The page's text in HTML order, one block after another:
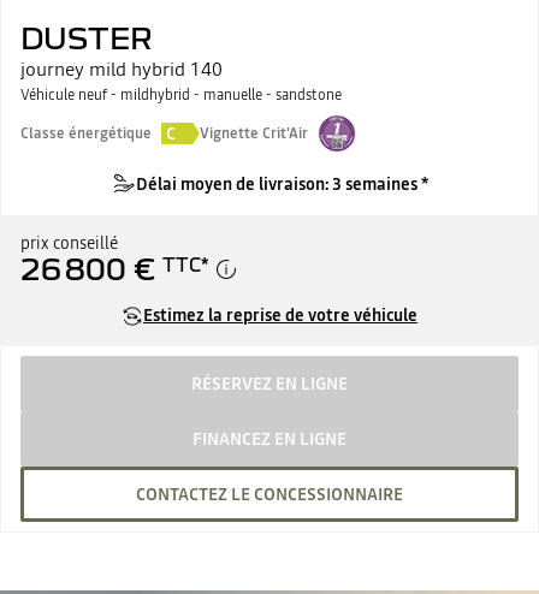
DUSTER
journey mild hybrid 140
Véhicule neuf - mildhybrid - manuelle - sandstone
Classe énergétique
C Vignette Crit'Air
Délai moyen de livraison: 3 semaines *
prix conseillé
26 800 € TTC*
Estimez la reprise de votre véhicule
RÉSERVEZ EN LIGNE
FINANCEZ EN LIGNE
CONTACTEZ LE CONCESSIONNAIRE